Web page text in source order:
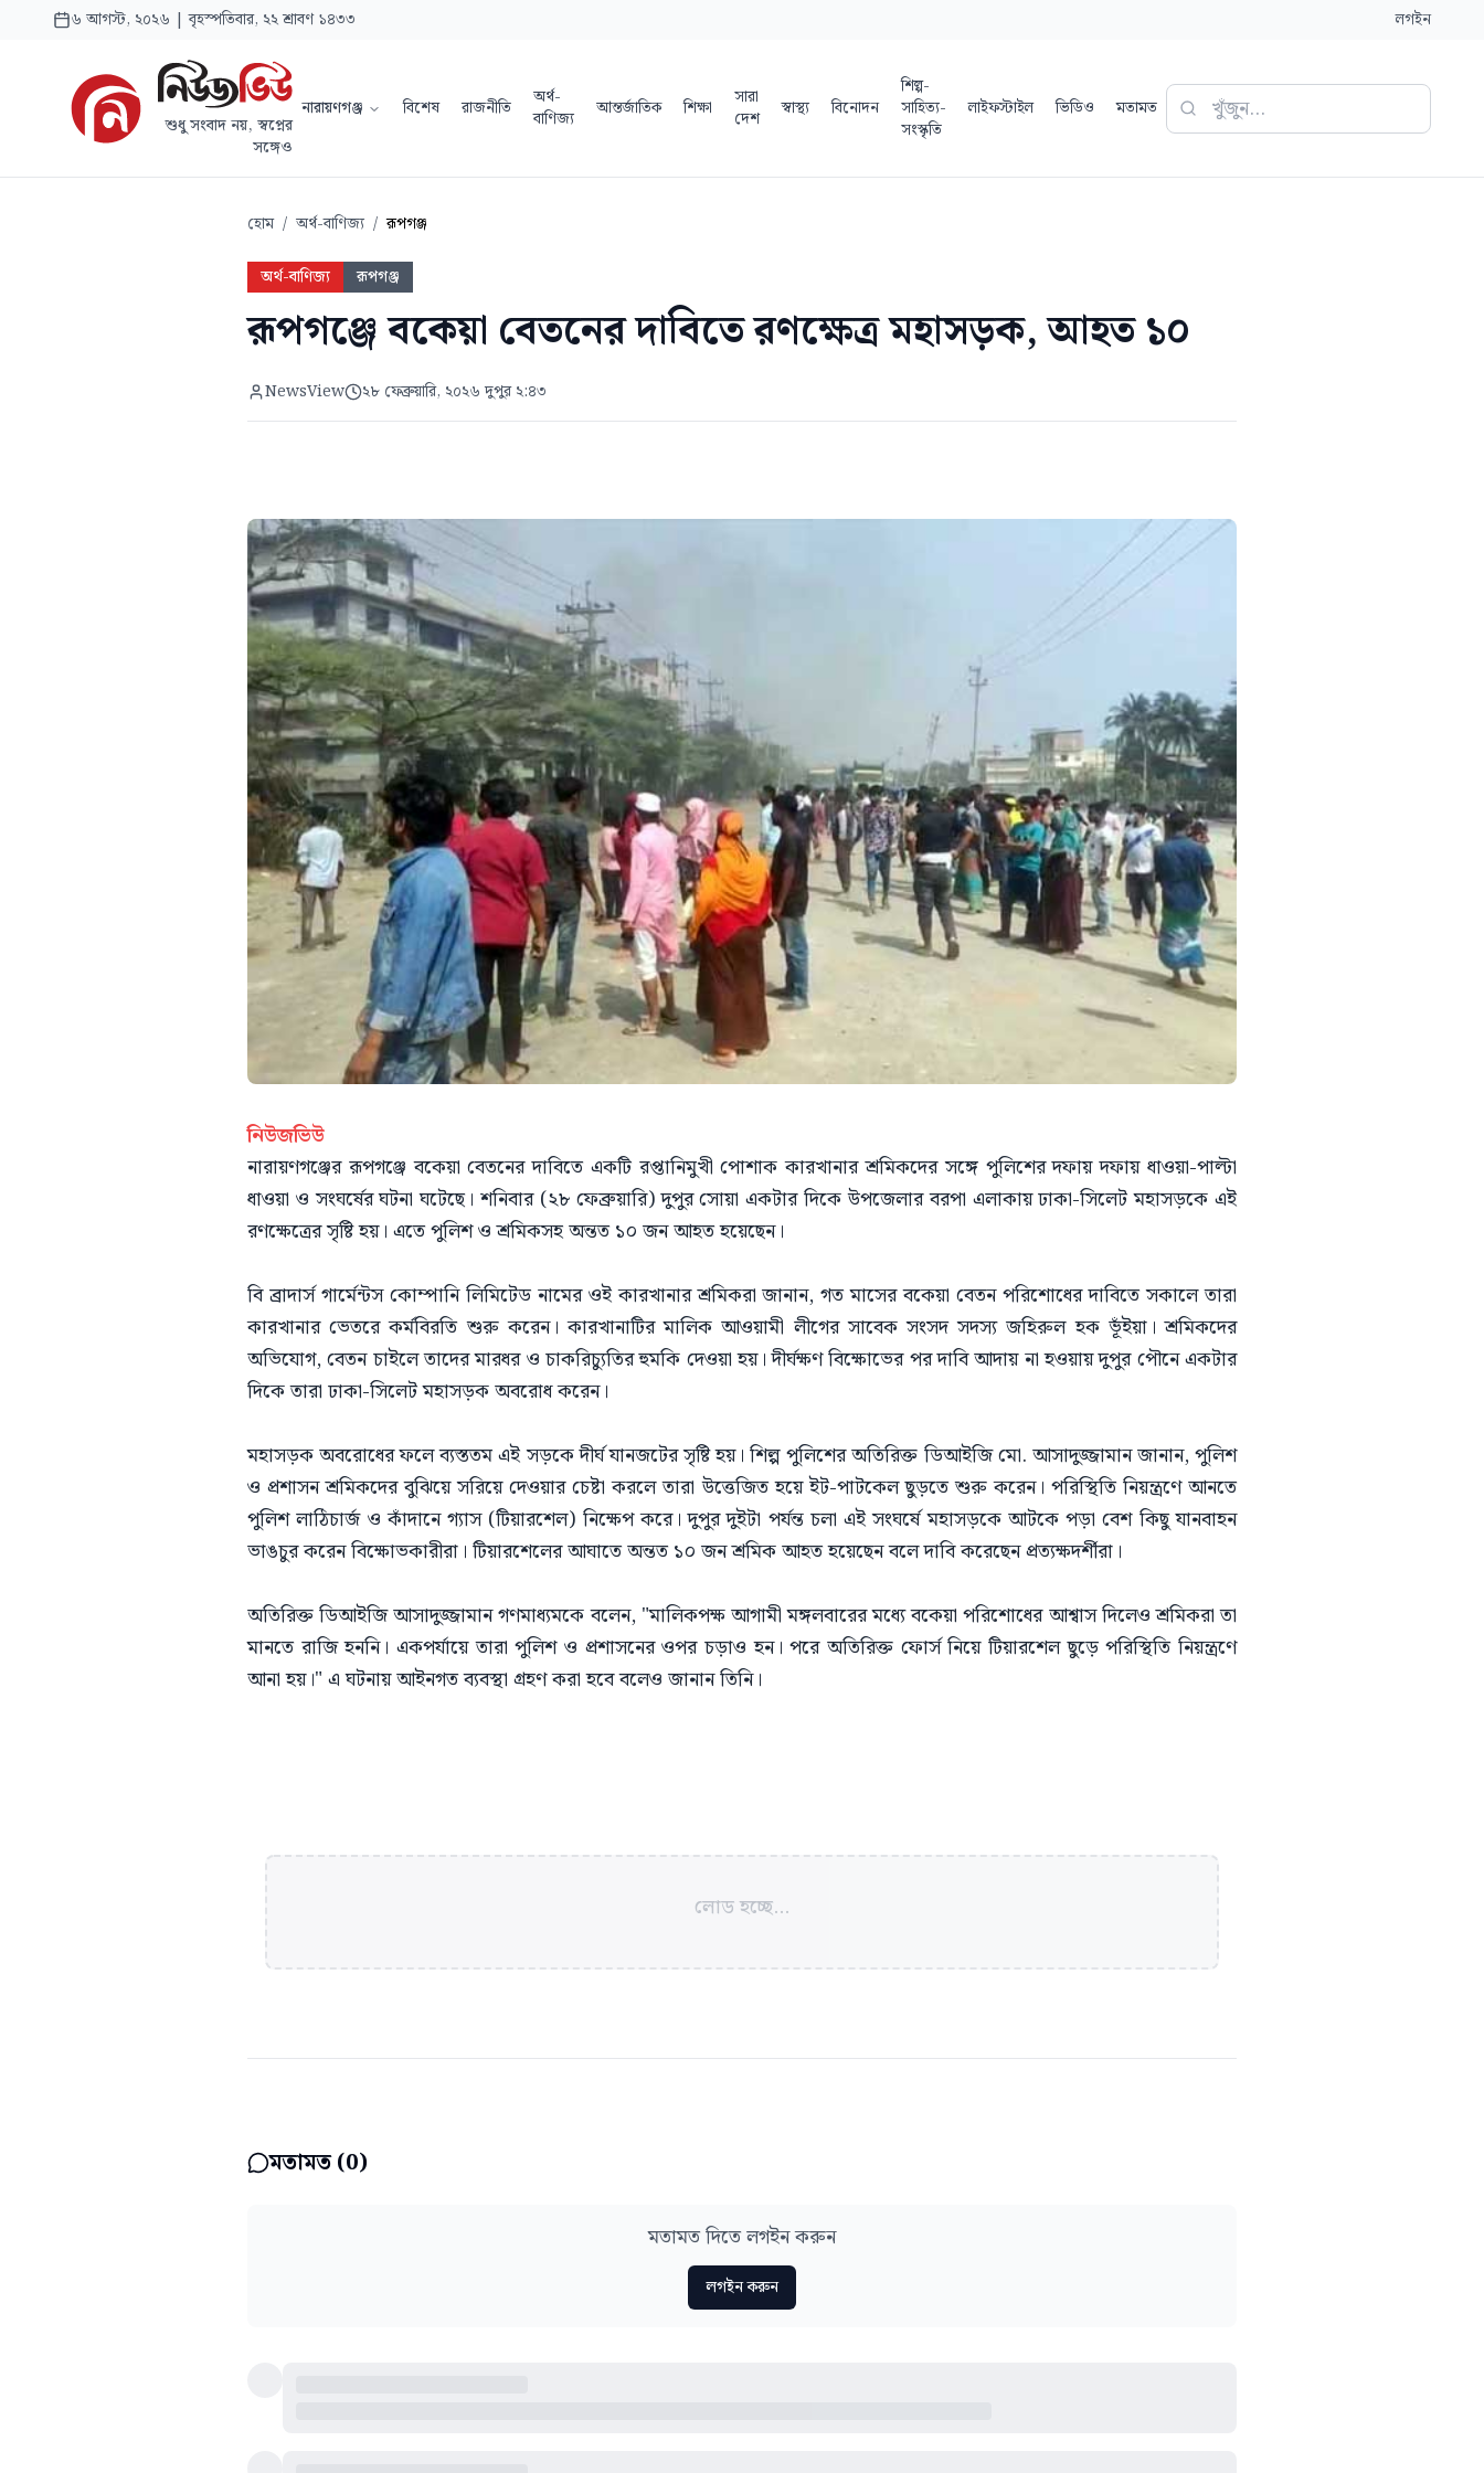
৬ আগস্ট, ২০২৬ | বৃহস্পতিবার, ২২ শ্রাবণ ১৪৩৩ লগইন
শুধু সংবাদ নয়, স্বপ্নের
সঙ্গেও
নারায়ণগঞ্জ বিশেষ রাজনীতি
অর্থ-
বাণিজ্য
আন্তর্জাতিক শিক্ষা
সারা
দেশ
স্বাস্থ্য বিনোদন
শিল্প-
সাহিত্য-
সংস্কৃতি
লাইফস্টাইল ভিডিও মতামত
হোম / অর্থ-বাণিজ্য / রূপগঞ্জ
অর্থ-বাণিজ্য রূপগঞ্জ
রূপগঞ্জে বকেয়া বেতনের দাবিতে রণক্ষেত্র মহাসড়ক, আহত ১০
NewsView ২৮ ফেব্রুয়ারি, ২০২৬ দুপুর ২:৪৩
নিউজভিউ
নারায়ণগঞ্জের রূপগঞ্জে বকেয়া বেতনের দাবিতে একটি রপ্তানিমুখী পোশাক কারখানার শ্রমিকদের সঙ্গে পুলিশের দফায় দফায় ধাওয়া-পাল্টা
ধাওয়া ও সংঘর্ষের ঘটনা ঘটেছে। শনিবার (২৮ ফেব্রুয়ারি) দুপুর সোয়া একটার দিকে উপজেলার বরপা এলাকায় ঢাকা-সিলেট মহাসড়কে এই
রণক্ষেত্রের সৃষ্টি হয়। এতে পুলিশ ও শ্রমিকসহ অন্তত ১০ জন আহত হয়েছেন।
বি ব্রাদার্স গার্মেন্টস কোম্পানি লিমিটেড নামের ওই কারখানার শ্রমিকরা জানান, গত মাসের বকেয়া বেতন পরিশোধের দাবিতে সকালে তারা
কারখানার ভেতরে কর্মবিরতি শুরু করেন। কারখানাটির মালিক আওয়ামী লীগের সাবেক সংসদ সদস্য জহিরুল হক ভূঁইয়া। শ্রমিকদের
অভিযোগ, বেতন চাইলে তাদের মারধর ও চাকরিচ্যুতির হুমকি দেওয়া হয়। দীর্ঘক্ষণ বিক্ষোভের পর দাবি আদায় না হওয়ায় দুপুর পৌনে একটার
দিকে তারা ঢাকা-সিলেট মহাসড়ক অবরোধ করেন।
মহাসড়ক অবরোধের ফলে ব্যস্ততম এই সড়কে দীর্ঘ যানজটের সৃষ্টি হয়। শিল্প পুলিশের অতিরিক্ত ডিআইজি মো. আসাদুজ্জামান জানান, পুলিশ
ও প্রশাসন শ্রমিকদের বুঝিয়ে সরিয়ে দেওয়ার চেষ্টা করলে তারা উত্তেজিত হয়ে ইট-পাটকেল ছুড়তে শুরু করেন। পরিস্থিতি নিয়ন্ত্রণে আনতে
পুলিশ লাঠিচার্জ ও কাঁদানে গ্যাস (টিয়ারশেল) নিক্ষেপ করে। দুপুর দুইটা পর্যন্ত চলা এই সংঘর্ষে মহাসড়কে আটকে পড়া বেশ কিছু যানবাহন
ভাঙচুর করেন বিক্ষোভকারীরা। টিয়ারশেলের আঘাতে অন্তত ১০ জন শ্রমিক আহত হয়েছেন বলে দাবি করেছেন প্রত্যক্ষদর্শীরা।
অতিরিক্ত ডিআইজি আসাদুজ্জামান গণমাধ্যমকে বলেন, "মালিকপক্ষ আগামী মঙ্গলবারের মধ্যে বকেয়া পরিশোধের আশ্বাস দিলেও শ্রমিকরা তা
মানতে রাজি হননি। একপর্যায়ে তারা পুলিশ ও প্রশাসনের ওপর চড়াও হন। পরে অতিরিক্ত ফোর্স নিয়ে টিয়ারশেল ছুড়ে পরিস্থিতি নিয়ন্ত্রণে
আনা হয়।" এ ঘটনায় আইনগত ব্যবস্থা গ্রহণ করা হবে বলেও জানান তিনি।
লোড হচ্ছে...
মতামত (0)
মতামত দিতে লগইন করুন
লগইন করুন